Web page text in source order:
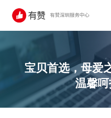
宝贝首选，母爱
温馨呵